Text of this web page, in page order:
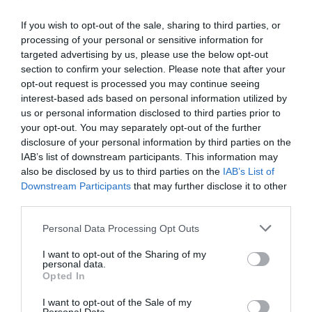
If you wish to opt-out of the sale, sharing to third parties, or
processing of your personal or sensitive information for
targeted advertising by us, please use the below opt-out
section to confirm your selection. Please note that after your
opt-out request is processed you may continue seeing
interest-based ads based on personal information utilized by
us or personal information disclosed to third parties prior to
your opt-out. You may separately opt-out of the further
disclosure of your personal information by third parties on the
IAB’s list of downstream participants. This information may
also be disclosed by us to third parties on the IAB’s List of
Downstream Participants that may further disclose it to other
Personal Data Processing Opt Outs
I want to opt-out of the Sharing of my
personal data.
Opted In
I want to opt-out of the Sale of my
po owocowy raj, którego nie znajdziesz
w supermarkecie.
tętniącego życiem nocnego życia. W
tym artykule dowiesz się, jak
zorganizować swoją podróż, jakie
atrakcje czekają na Ciebie i jak uniknąć
tłumów turystów.
3 14.02.2026•3 min